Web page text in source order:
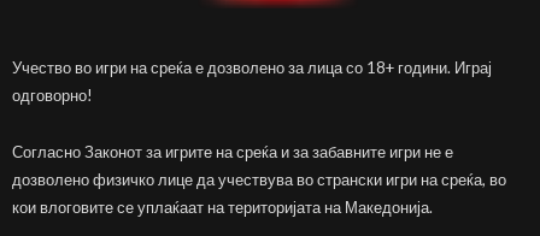
Учество во игри на среќа е дозволено за лица со 18+ години. Играј
одговорно!
Согласно Законот за игрите на среќа и за забавните игри не е
дозволено физичко лице да учествува во странски игри на среќа, во
кои влоговите се уплаќаат на територијата на Македонија.